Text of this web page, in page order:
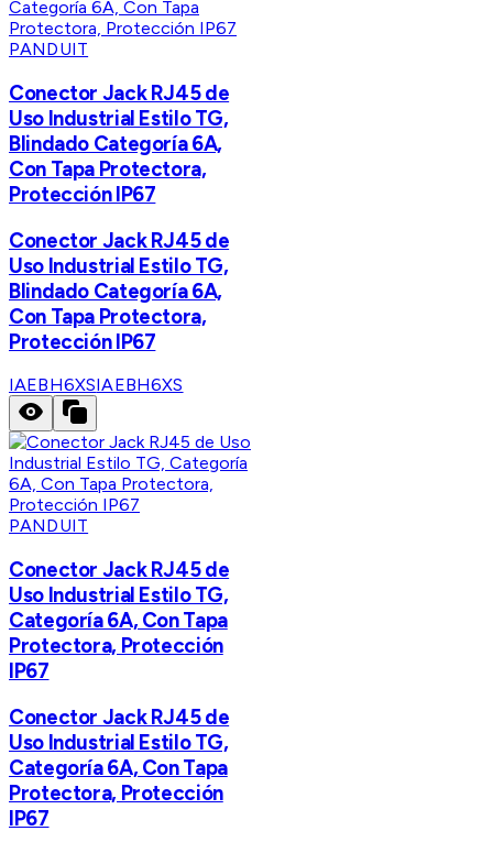
PANDUIT
Conector Jack RJ45 de
Uso Industrial Estilo TG,
Blindado Categoría 6A,
Con Tapa Protectora,
Protección IP67
Conector Jack RJ45 de
Uso Industrial Estilo TG,
Blindado Categoría 6A,
Con Tapa Protectora,
Protección IP67
IAEBH6XSIAEBH6XS
PANDUIT
Conector Jack RJ45 de
Uso Industrial Estilo TG,
Categoría 6A, Con Tapa
Protectora, Protección
IP67
Conector Jack RJ45 de
Uso Industrial Estilo TG,
Categoría 6A, Con Tapa
Protectora, Protección
IP67